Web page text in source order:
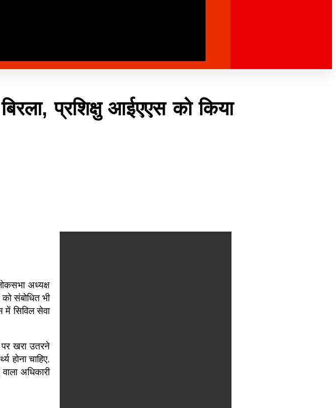
प्रशिक्षु आईएएस को किया
अध्यक्ष
संबोधित भी
में सिविल सेवा
खरा उतरने
होना चाहिए.
अधिकारी